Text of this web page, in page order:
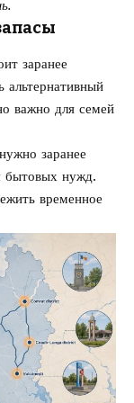
заранее
важно для семей
заранее
бытовых нужд.
временное